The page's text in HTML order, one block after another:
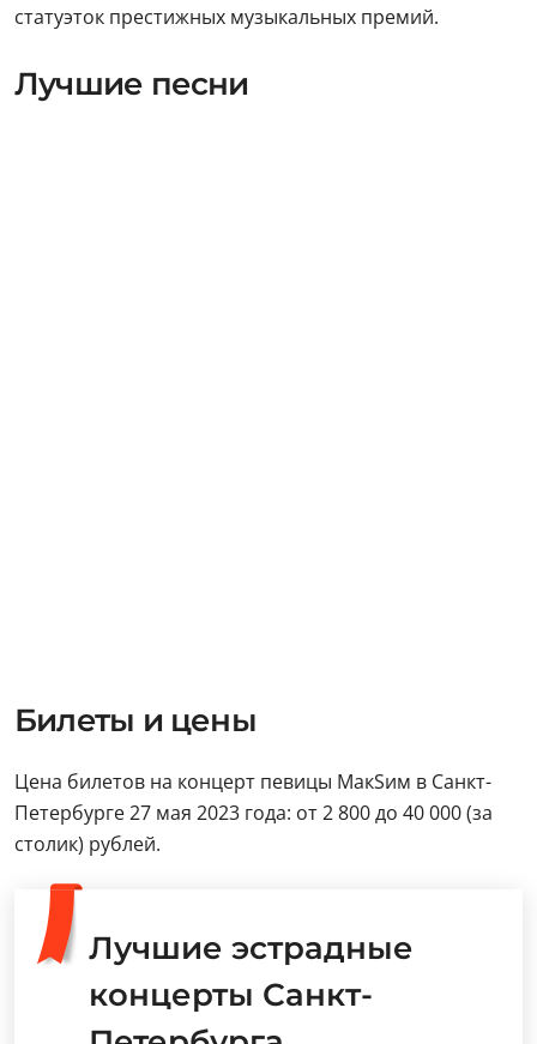
статуэток престижных музыкальных премий.
Лучшие песни
Билеты и цены
Цена билетов на концерт певицы МакSим в Санкт-
Петербурге 27 мая 2023 года: от 2 800 до 40 000 (за
столик) рублей.
Лучшие эстрадные
концерты Санкт-